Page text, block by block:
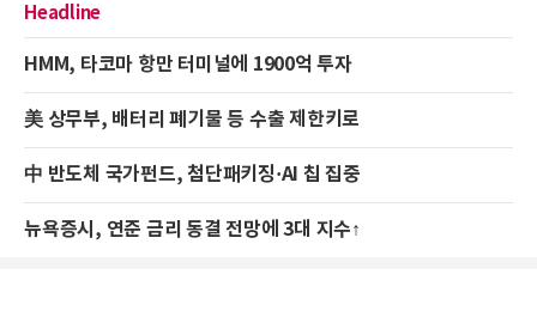
Headline
HMM, 타코마 항만 터미널에 1900억 투자
美 상무부, 배터리 폐기물 등 수출 제한키로
中 반도체 국가펀드, 첨단패키징·AI 칩 집중
뉴욕증시, 연준 금리 동결 전망에 3대 지수↑